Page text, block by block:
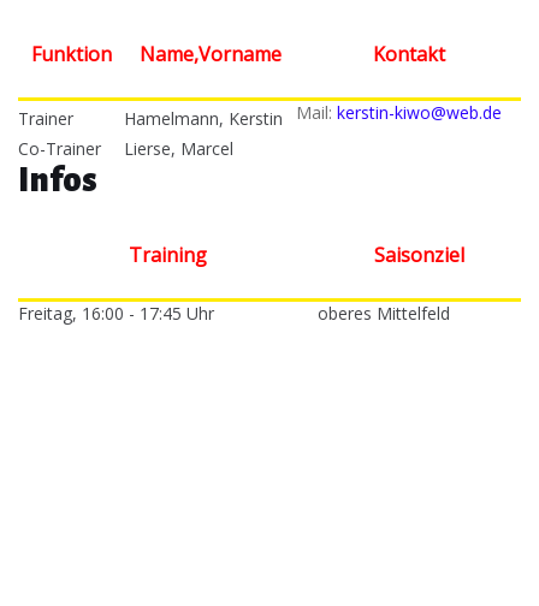
Funktion Name,Vorname Kontakt
Trainer Hamelmann, Kerstin Mail: kerstin-kiwo@web.de
Co-Trainer
Lierse, Marcel
Infos
Training Saisonziel
Freitag, 16:00 - 17:45 Uhr oberes Mittelfeld